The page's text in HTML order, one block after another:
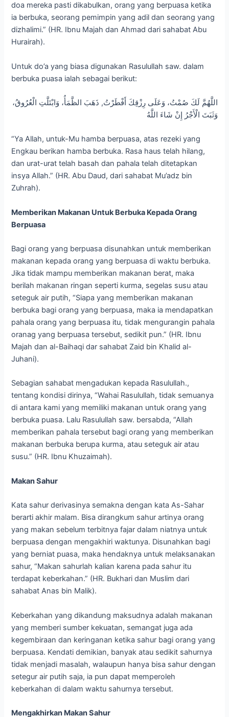
doa mereka pasti dikabulkan, orang yang berpuasa ketika
ia berbuka, seorang pemimpin yang adil dan seorang yang
dizhalimi.” (HR. Ibnu Majah dan Ahmad dari sahabat Abu
Hurairah).
Untuk do’a yang biasa digunakan Rasulullah saw. dalam
berbuka puasa ialah sebagai berikut:
اللَّهُمَّ لَكَ صُمْتُ، وَعَلَى رِزْقِكَ أَفْطَرْتُ, ذَهَبَ الظَّمَأُ، وَابْتَلَّتِ الْعُرُوقُ،
وَثَبَتَ الْأَجْرُ إِنْ شَاءَ اللَّهُ
“Ya Allah, untuk-Mu hamba berpuasa, atas rezeki yang
Engkau berikan hamba berbuka. Rasa haus telah hilang,
dan urat-urat telah basah dan pahala telah ditetapkan
insya Allah.” (HR. Abu Daud, dari sahabat Mu’adz bin
Zuhrah).
Memberikan Makanan Untuk Berbuka Kepada Orang
Berpuasa
Bagi orang yang berpuasa disunahkan untuk memberikan
makanan kepada orang yang berpuasa di waktu berbuka.
Jika tidak mampu memberikan makanan berat, maka
berilah makanan ringan seperti kurma, segelas susu atau
seteguk air putih, “Siapa yang memberikan makanan
berbuka bagi orang yang berpuasa, maka ia mendapatkan
pahala orang yang berpuasa itu, tidak mengurangin pahala
oranag yang berpuasa tersebut, sedikit pun.” (HR. Ibnu
Majah dan al-Baihaqi dar sahabat Zaid bin Khalid al-
Juhani).
Sebagian sahabat mengadukan kepada Rasulullah.,
tentang kondisi dirinya, “Wahai Rasulullah, tidak semuanya
di antara kami yang memiliki makanan untuk orang yang
berbuka puasa. Lalu Rasulullah saw. bersabda, “Allah
memberikan pahala tersebut bagi orang yang memberikan
makanan berbuka berupa kurma, atau seteguk air atau
susu.” (HR. Ibnu Khuzaimah).
Makan Sahur
Kata sahur derivasinya semakna dengan kata As-Sahar
berarti akhir malam. Bisa dirangkum sahur artinya orang
yang makan sebelum terbitnya fajar dalam niatnya untuk
berpuasa dengan mengakhiri waktunya. Disunahkan bagi
yang berniat puasa, maka hendaknya untuk melaksanakan
sahur, “Makan sahurlah kalian karena pada sahur itu
terdapat keberkahan.” (HR. Bukhari dan Muslim dari
sahabat Anas bin Malik).
Keberkahan yang dikandung maksudnya adalah makanan
yang memberi sumber kekuatan, semangat juga ada
kegembiraan dan keringanan ketika sahur bagi orang yang
berpuasa. Kendati demikian, banyak atau sedikit sahurnya
tidak menjadi masalah, walaupun hanya bisa sahur dengan
setegur air putih saja, ia pun dapat memperoleh
keberkahan di dalam waktu sahurnya tersebut.
Mengakhirkan Makan Sahur